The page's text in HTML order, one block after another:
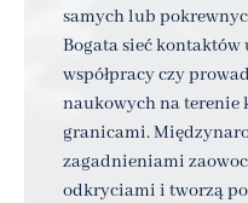
samych lub
Bogata sieć
współpracy czy
naukowych na terenie
granicami.
zagadnieniami
odkryciami i tworzą